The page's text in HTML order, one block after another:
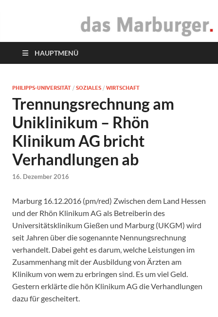
das Marburger.
HAUPTMENÜ
PHILIPPS-UNIVERSITÄT / SOZIALES / WIRTSCHAFT
Trennungsrechnung am
Uniklinikum – Rhön
Klinikum AG bricht
Verhandlungen ab
16. Dezember 2016
Marburg 16.12.2016 (pm/red) Zwischen dem Land Hessen
und der Rhön Klinikum AG als Betreiberin des
Universitätsklinikum Gießen und Marburg (UKGM) wird
seit Jahren über die sogenannte Nennungsrechnung
verhandelt. Dabei geht es darum, welche Leistungen im
Zusammenhang mit der Ausbildung von Ärzten am
Klinikum von wem zu erbringen sind. Es um viel Geld.
Gestern erklärte die hön Klinikum AG die Verhandlungen
dazu für gescheitert.